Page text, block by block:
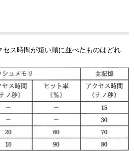
ス時間が短い順に並べたものはどれ